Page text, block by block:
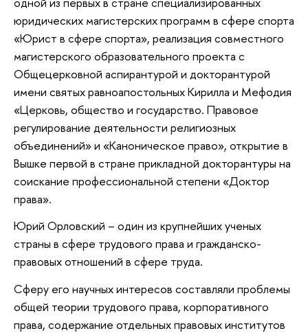
юридических магистерских программ в сфере спорта
«Юрист в сфере спорта», реализация совместного
магистерского образовательного проекта с
Общецерковной аспирантурой и докторантурой
имени святых равноапостольных Кирилла и Мефодия
«Церковь, общество и государство. Правовое
регулирование деятельности религиозных
объединений» и «Каноническое право», открытие в
Вышке первой в стране прикладной докторантуры на
соискание профессиональной степени «Доктор
права».
Юрий Орловский – один из крупнейших ученых
страны в сфере трудового права и гражданско-
правовых отношений в сфере труда.
Сферу его научных интересов составляли проблемы
общей теории трудового права, корпоративного
права, содержание отдельных правовых институтов